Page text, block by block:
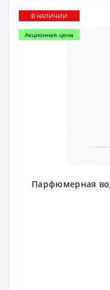
В НАЛИЧИИ
Акционная цена
Парфюмерная